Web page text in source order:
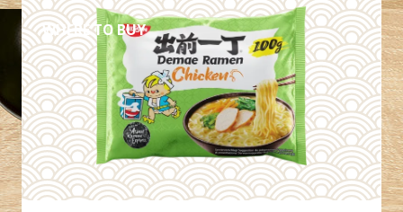
WHERE TO BUY